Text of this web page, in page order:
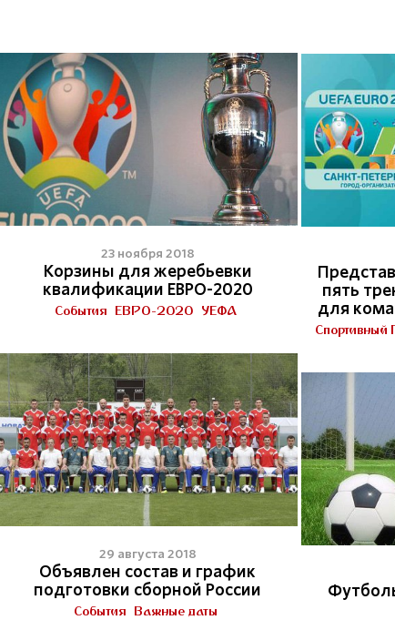
23 ноября 2018
Корзины для жеребьевки
квалификации ЕВРО-2020
События ЕВРО-2020 УЕФА
пять
для
Спортивный
29 августа 2018
Объявлен состав и график
подготовки сборной России
События Важные даты